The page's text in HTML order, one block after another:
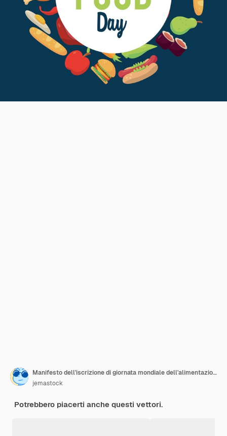
Manifesto dell'iscrizione di giornata mondiale dell'alimentazione con cibo nel disegno dell'illustrazione del telaio circolare
jemastock
Potrebbero piacerti anche questi vettori.